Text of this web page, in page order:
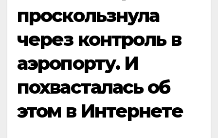
проскользнула
через контроль в
аэропорту. И
похвасталась об
этом в Интернете